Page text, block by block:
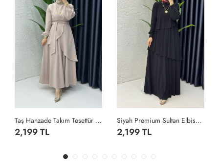
Taş Hanzade Takım Tesettür Giyim Taş Rengi
2,199 TL
Siyah Premium Sultan Elbise Tesettür Giyim Siyah
2,199 TL